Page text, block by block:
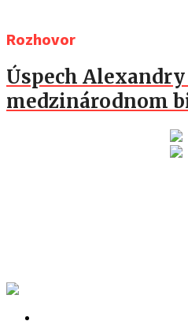
Rozhovor
Úspech
medzinárodnom